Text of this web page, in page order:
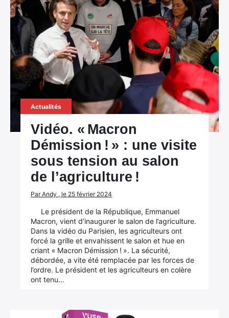
Actualités
Vidéo. « Macron
Démission ! » : une visite
sous tension au salon
de l’agriculture !
Par Andy , le 25 février 2024
Le président de la République, Emmanuel
Macron, vient d’inaugurer le salon de l’agriculture.
Dans la vidéo du Parisien, les agriculteurs ont
forcé la grille et envahissent le salon et hue en
criant « Macron Démission ! ». La sécurité,
débordée, a vite été remplacée par les forces de
l’ordre. Le président et les agriculteurs en colère
ont tenu…